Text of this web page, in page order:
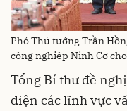
Phó Thủ tướng Trần
công nghiệp Ninh Cơ
Tổng Bí thư đề
diện các lĩnh vực